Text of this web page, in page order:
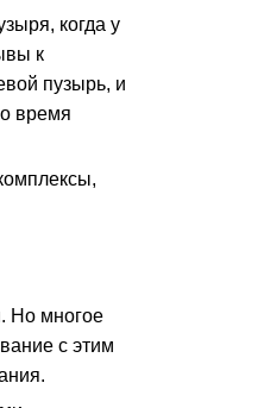
когда у
к
пузырь, и
время
Но многое
с этим